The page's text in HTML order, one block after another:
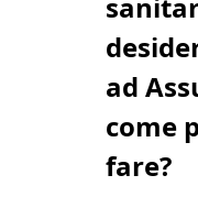
ad
come
fare?